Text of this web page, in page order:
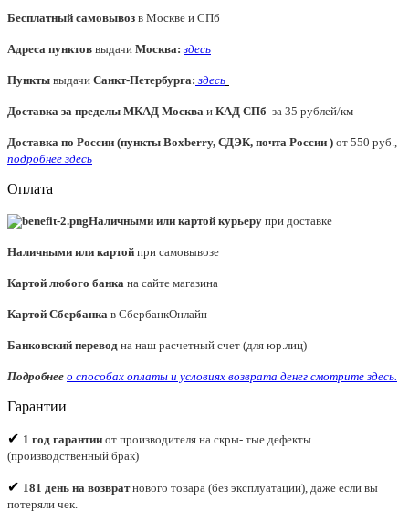
Бесплатный самовывоз в Москве и СПб
Адреса пунктов выдачи Москва: здесь
Пункты выдачи Санкт-Петербурга: здесь
Доставка за пределы МКАД Москва и КАД СПб за 35 рублей/км
Доставка по России (пункты Boxberry, СДЭК, почта России ) от 550 руб.,
подробнее здесь
Оплата
Наличными или картой курьеру при доставке
Наличными или картой при самовывозе
Картой любого банка на сайте магазина
Картой Сбербанка в СбербанкОнлайн
Банковский перевод на наш расчетный счет (для юр.лиц)
Подробнее о способах оплаты и условиях возврата денег смотрите здесь.
Гарантии
✔ 1 год гарантии от производителя на скры- тые дефекты
(производственный брак)
✔ 181 день на возвратнового товара (без эксплуатации), даже если вы
потеряли чек.